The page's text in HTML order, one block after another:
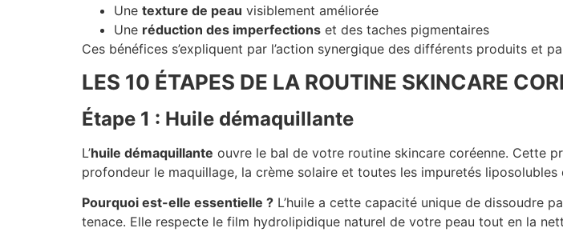
Une texture de peau visiblement améliorée
Une réduction des imperfections et des taches pigmentaires
Ces bénéfices s’expliquent par l’action synergique des différents produits et
LES 10 ÉTAPES DE LA ROUTINE SKINCARE
Étape 1 : Huile démaquillante
L’huile démaquillante ouvre le bal de votre routine skincare coréenne. Cette
profondeur le maquillage, la crème solaire et toutes les impuretés
Pourquoi est-elle essentielle ? L’huile a cette capacité unique de dissoudre
tenace. Elle respecte le film hydrolipidique naturel de votre peau tout en la